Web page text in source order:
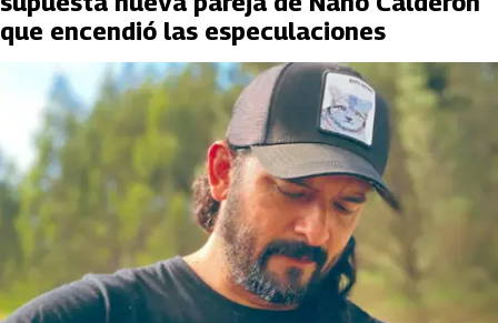
que encendió las especulaciones